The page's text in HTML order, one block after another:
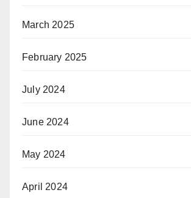
March 2025
February 2025
July 2024
June 2024
May 2024
April 2024